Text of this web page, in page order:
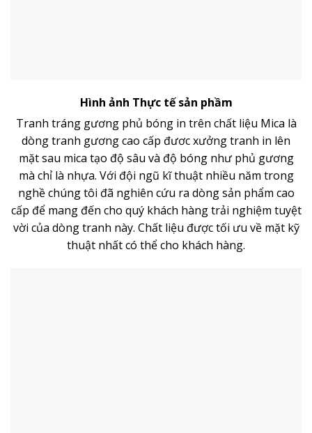
Hình ảnh Thực tế sản phầm
Tranh tráng gương phủ bóng in trên chất liệu Mica là
dòngtranh gươngcao cấp đươc xưởng tranh in lên
mặt sau mica tạo độ sâu và độ bóng như phủ gương
mà chỉ là nhựa. Với đội ngũ kĩ thuật nhiều năm trong
nghề chúng tôi đã nghiên cứu ra dòng sản phẩm cao
cấp để mang đến cho quý khách hàng trải nghiệm tuyệt
vời của dòng tranh này. Chất liệu được tối ưu về mặt kỹ
thuật nhất có thể cho khách hàng.